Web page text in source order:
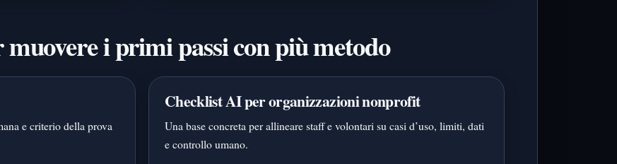
i primi passi con più metodo
e criterio della prova
Checklist AI per organizzazioni nonprofit
Una base concreta per allineare staff e volontari su casi d’uso, limiti, dati
e controllo umano.